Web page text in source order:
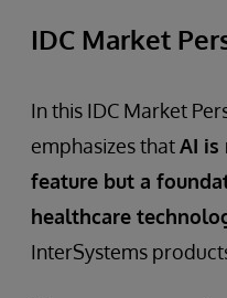
IDC Market
In this IDC Market
emphasizes thatAI is
feature but a
healthcare
InterSystems